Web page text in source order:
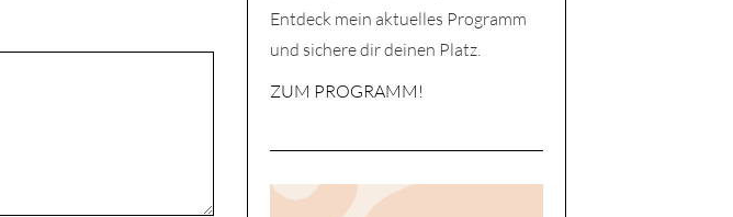
Entdeck mein aktuelles Programm
und sichere dir deinen Platz.
ZUM PROGRAMM!